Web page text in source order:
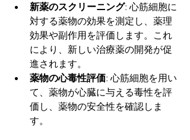
新薬のスクリーニング: 心筋細胞に
対する薬物の効果を測定し、薬理
効果や副作用を評価します。これ
により、新しい治療薬の開発が促
進されます。
薬物の心毒性評価: 心筋細胞を用い
て、薬物が心臓に与える毒性を評
価し、薬物の安全性を確認しま
す。